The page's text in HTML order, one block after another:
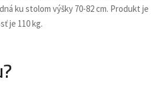
ku stolom výšky 70-82 cm. Produkt je
je 110 kg.